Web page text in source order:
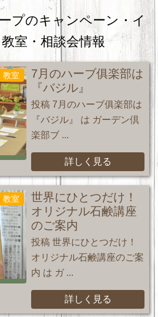
プのキャンペーン・イ
室・相談会情報
教室
7月のハーブ俱楽部は
『バジル』
投稿 7月のハーブ俱楽部は
『バジル』 は ガーデン倶
楽部ブ ...
詳しく見る
教室
世界にひとつだけ！
オリジナル石鹸講座
のご案内
投稿 世界にひとつだけ！
オリジナル石鹸講座のご案
内 は ガ ...
詳しく見る